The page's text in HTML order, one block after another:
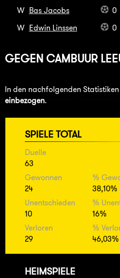
W Bas Jacobs 0
W Edwin Linssen 0
GEGEN CAMBUUR
In den nachfolgenden
einbezogen.
SPIELE TOTAL
Duelle
63
Gewonnen
24
%
38,10%
Unentschieden
10
%
16%
Verloren
29
%
46,03%
HEIMSPIELE